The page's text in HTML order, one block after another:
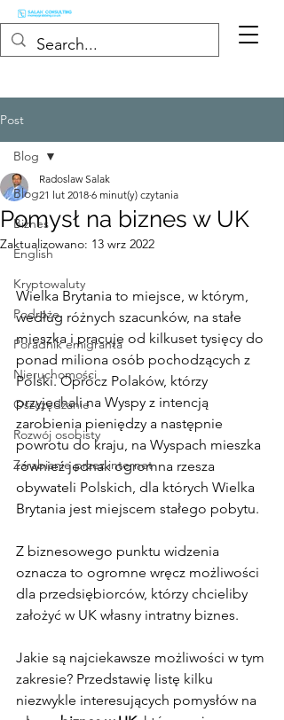
Post
Blog
Biznes
English
Kryptowaluty
Podróże
Poradnik emigranta
Nieruchomości
Oszczędzanie
Rozwój osobisty
Zarabianie przez internet
Blog
Pomysł na biznes w UK
Radoslaw Salak
21 lut 2018 6 minut(y) czytania
Zaktualizowano: 13 wrz 2022
Wielka Brytania to miejsce, w którym,
według różnych szacunków, na stałe
mieszka i pracuje od kilkuset tysięcy do
ponad miliona osób pochodzących z
Polski. Oprócz Polaków, którzy
przyjechali na Wyspy z intencją
zarobienia pieniędzy a następnie
powrotu do kraju, na Wyspach mieszka
również jednak ogromna rzesza
obywateli Polskich, dla których Wielka
Brytania jest miejscem stałego pobytu.
Z biznesowego punktu widzenia
oznacza to ogromne wręcz możliwości
dla przedsiębiorców, którzy chcieliby
założyć w UK własny intratny biznes.
Jakie są najciekawsze możliwości w tym
zakresie? Przedstawię listę kilku
niezwykle interesujących pomysłów na